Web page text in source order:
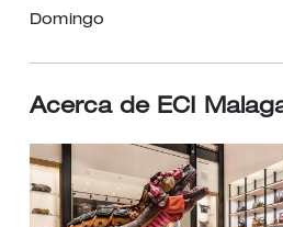
Domingo
Acerca de ECI